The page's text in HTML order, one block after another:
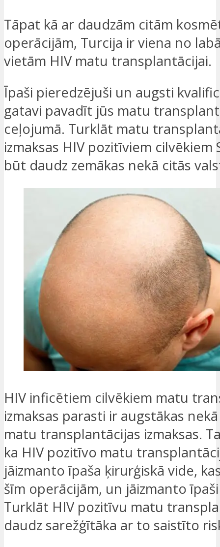
Tāpat kā ar daudzām citām
operācijām, Turcija ir viena no
vietām HIV matu transplantācijai.
Īpaši pieredzējuši un augsti
gatavi pavadīt jūs matu
ceļojumā. Turklāt matu
izmaksas HIV pozitīviem cilvēkiem
būt daudz zemākas nekā citās
HIV inficētiem cilvēkiem matu
izmaksas parasti ir augstākas
matu transplantācijas izmaksas.
ka HIV pozitīvo matu
jāizmanto īpaša ķirurģiskā vide,
šīm operācijām, un jāizmanto
Turklāt HIV pozitīvu matu
daudz sarežģītāka ar to saistīto